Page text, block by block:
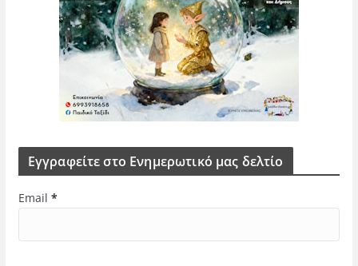
Εγγραφείτε στο Ενημερωτικό μας δελτίο
Email *